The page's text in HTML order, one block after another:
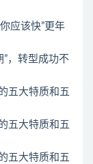
应该快”更年
，转型成功不
五大特质和五
五大特质和五
五大特质和五